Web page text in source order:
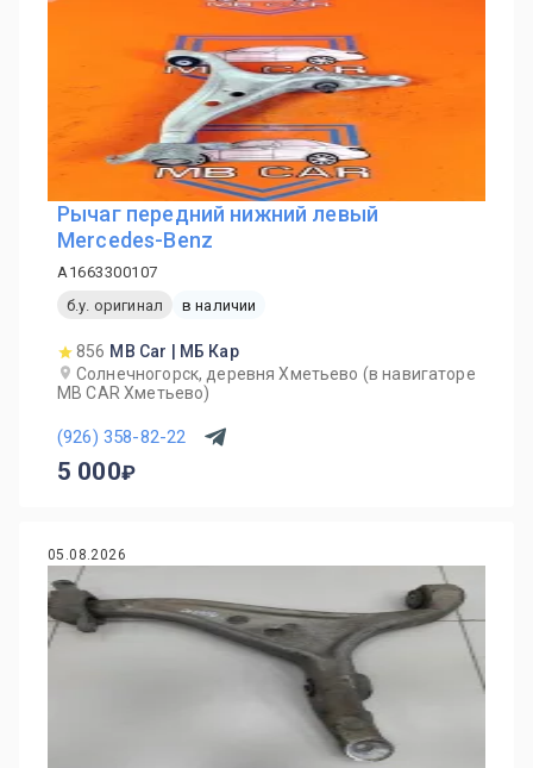
Рычаг передний нижний левый
Mercedes-Benz
A1663300107
б.у. оригинал
в наличии
856 MB Car | МБ Кар
Солнечногорск, деревня Хметьево (в навигаторе
MB CAR Хметьево)
(926) 358-82-22
5 000
05.08.2026